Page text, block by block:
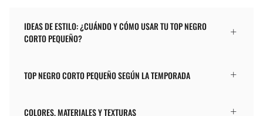
IDEAS DE ESTILO: ¿CUÁNDO Y CÓMO USAR TU TOP NEGRO
CORTO PEQUEÑO?
TOP NEGRO CORTO PEQUEÑO SEGÚN LA TEMPORADA
COLORES, MATERIALES Y TEXTURAS